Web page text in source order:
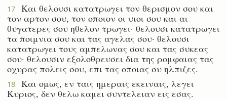
17
Και θελουσι κατατρωγει τον θερισμον σου και
τον αρτον σου, τον οποιον οι υιοι σου και αι
θυγατερες σου ηθελον τρωγει· θελουσι κατατρωγει
τα ποιμνια σου και τας αγελας σου· θελουσι
κατατρωγει τους αμπελωνας σου και τας συκεας
σου· θελουσιν εξολοθρευσει δια της ρομφαιας τας
οχυρας πολεις σου, επι τας οποιας συ ηλπιζες.
18
Και ομως, εν ταις ημεραις εκειναις, λεγει
Κυριος, δεν θελω καμει συντελειαν εις εσας.